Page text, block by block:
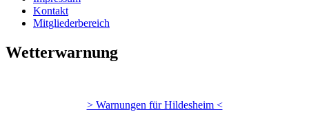
Kontakt
Mitgliederbereich
Wetterwarnung
> Warnungen für Hildesheim <